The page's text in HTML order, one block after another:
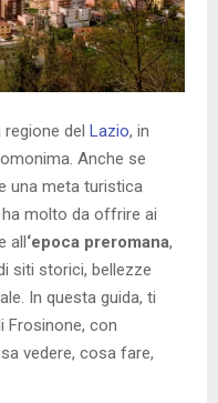
del Lazio, in
Anche se
una meta turistica
molto da offrire ai
all‘epoca preromana,
siti storici, bellezze
In questa guida, ti
Frosinone, con
vedere, cosa fare,